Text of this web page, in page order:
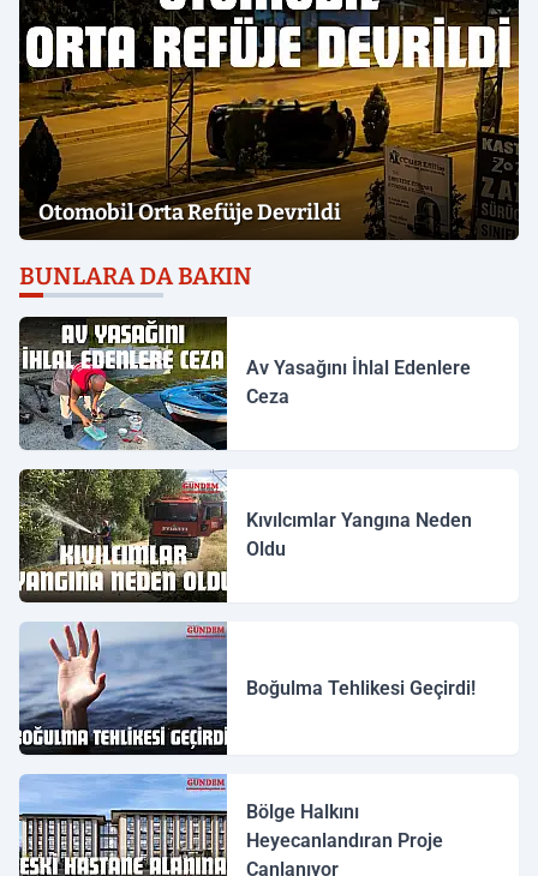
Otomobil Orta Refüje Devrildi
BUNLARA DA BAKIN
Av Yasağını İhlal Edenlere
Ceza
Kıvılcımlar Yangına Neden
Oldu
Boğulma Tehlikesi Geçirdi!
Bölge Halkını
Heyecanlandıran Proje
Canlanıyor